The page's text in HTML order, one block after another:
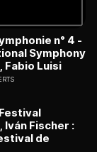
n° 4 -
Symphony
Fabio Luisi
Fischer :
de